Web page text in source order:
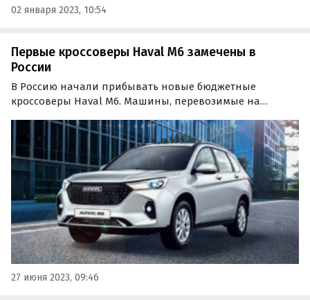
02 января 2023, 10:54
Первые кроссоверы Haval M6 замечены в
России
В Россию начали прибывать новые бюджетные
кроссоверы Haval M6. Машины, перевозимые на
районе Тёплого Стана, пишут «Китайские автомобили».
27 июня 2023, 09:46